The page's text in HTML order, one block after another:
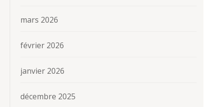
mars 2026
février 2026
janvier 2026
décembre 2025